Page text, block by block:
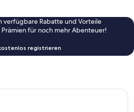
verfügbare Rabatte und Vorteile
für noch mehr Abenteuer!
registrieren